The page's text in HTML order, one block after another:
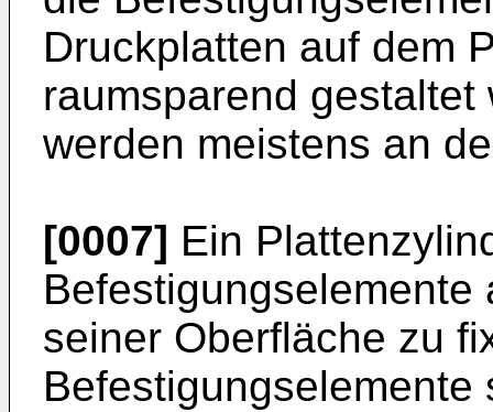
Druckplatten auf dem
raumsparend
werden meistens an
[0007] Ein
seiner Oberfläche zu